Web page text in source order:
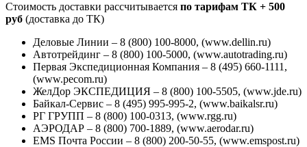
Стоимость доставки рассчитывается по тарифам ТК + 500
руб (доставка до ТК)
Деловые Линии – 8 (800) 100-8000, (www.dellin.ru)
Автотрейдинг – 8 (800) 100-5000, (www.autotrading.ru)
Первая Экспедиционная Компания – 8 (495) 660-1111,
(www.pecom.ru)
ЖелДор ЭКСПЕДИЦИЯ – 8 (800) 100-5505, (www.jde.ru)
Байкал-Сервис – 8 (495) 995-995-2, (www.baikalsr.ru)
РГ ГРУПП – 8 (800) 100-0313, (www.rgg.ru)
АЭРОДАР – 8 (800) 700-1889, (www.aerodar.ru)
EMS Почта России – 8 (800) 200-50-55, (www.emspost.ru)